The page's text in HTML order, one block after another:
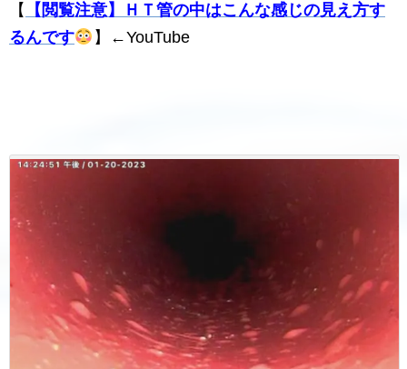
【
【閲覧注意】ＨＴ管の中はこんな感じの見え方す
るんです
】←YouTube